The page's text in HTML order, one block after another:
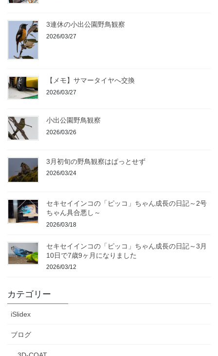
3連休の小出公園野鳥観察
2026/03/27
【メモ】サマータイヤへ交換
2026/03/27
小出公園野鳥観察
2026/03/26
3月初旬の野鳥観察はぱっとせず
2026/03/24
セキセイインコの「ピッコ」ちゃん成長の日記～2号
ちゃん具合悪し～
2026/03/18
セキセイインコの「ピッコ」ちゃん成長の日記～3月
10日で7歳9ヶ月になりました
2026/03/12
カテゴリー
iSlidex
ブログ